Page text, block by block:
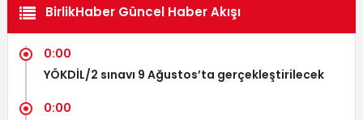
BirlikHaber Güncel Haber Akışı
0:00
YÖKDİL/2 sınavı 9 Ağustos’ta gerçekleştirilecek
0:00